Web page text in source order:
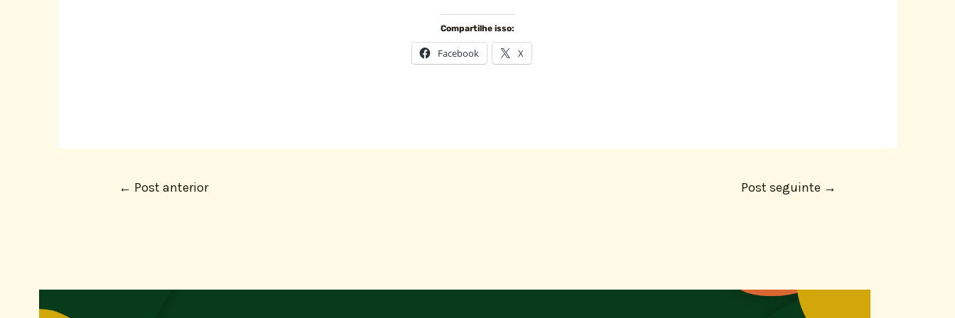
Compartilhe isso:
Facebook X
← Post anterior Post seguinte →